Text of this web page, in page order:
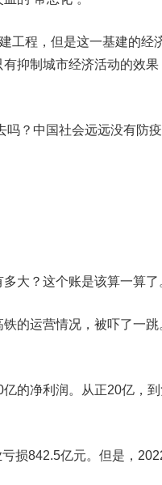
程，但是这一基建的经
抑制城市经济活动的效
吗？中国社会远远没有防
？这个账是该算一算了
运营情况，被吓了一跳
的净利润。
从正20亿，
损842.5亿元。 但是，